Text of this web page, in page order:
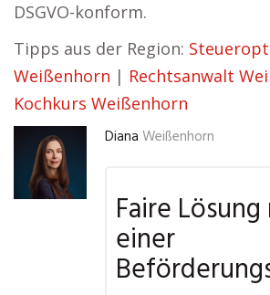
DSGVO-konform.
Tipps aus der Region:
Weißenhorn | Rechtsanwalt
Kochkurs Weißenhorn
Diana Weißenhorn
Faire Lösung
einer